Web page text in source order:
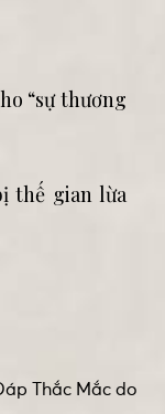
“sự thương
thế gian lừa
Thắc Mắc do